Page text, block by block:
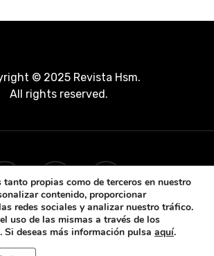
© 2025 Revista Hsm.
All rights reserved.
propias como de terceros en nuestro
contenido, proporcionar
redes sociales y analizar nuestro tráfico.
uso de las mismas a través de los
Si deseas más información pulsa aquí.